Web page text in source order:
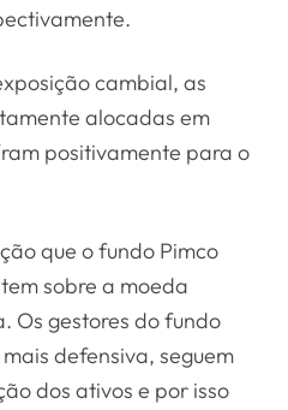
cambial, as
alocadas em
positivamente para o
que o fundo Pimco
sobre a moeda
Os gestores do fundo
defensiva, seguem
dos ativos e por isso